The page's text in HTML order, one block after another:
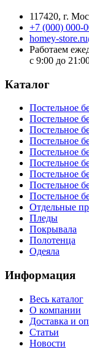
117420, г.
+7 (000) 000-
homey-
Работаем
с 9:00 до
Каталог
Постельное
Постельное
Постельное
Постельное
Постельное
Постельное
Постельное
Постельное
Постельное
Отдельные
Пледы
Покрывала
Полотенца
Одеяла
Информация
Весь каталог
О компании
Доставка и
Статьи
Новости